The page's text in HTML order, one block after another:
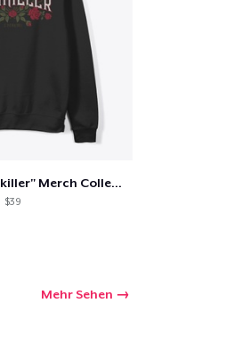
Jon Dretto "Painkiller" Merch Collection
$39
Mehr Sehen